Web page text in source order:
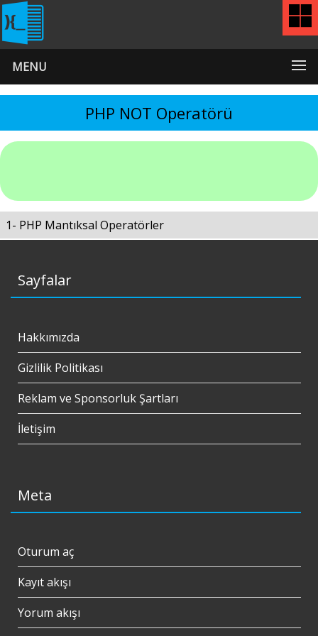
MENU
PHP NOT Operatörü
1- PHP Mantıksal Operatörler
Sayfalar
Hakkımızda
Gizlilik Politikası
Reklam ve Sponsorluk Şartları
İletişim
Meta
Oturum aç
Kayıt akışı
Yorum akışı